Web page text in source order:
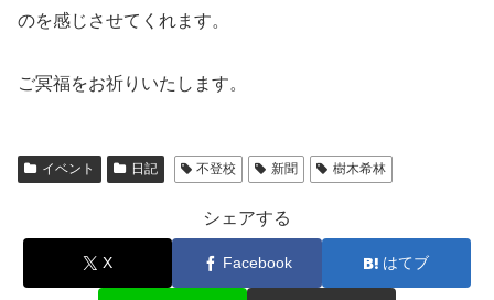
のを感じさせてくれます。
ご冥福をお祈りいたします。
イベント 日記 不登校 新聞 樹木希林
シェアする
X Facebook はてブ